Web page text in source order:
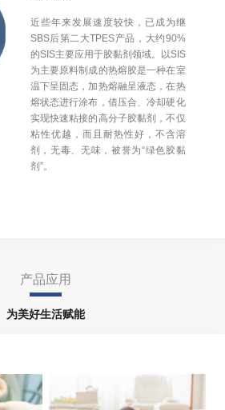
近些年来发展速度较快，已成为继
SBS后第二大TPES产品，大约90%
的SIS主要应用于胶黏剂领域。以SIS
为主要原料制成的热熔胶是一种在室
温下呈固态，加热熔融呈液态，在热
熔状态进行涂布，借压合、冷却硬化
实现快速粘接的高分子胶黏剂，不仅
粘性优越，而且耐热性好，不含溶
剂，无毒、无味，被誉为“绿色胶黏
剂”。
产品应用
为美好生活赋能